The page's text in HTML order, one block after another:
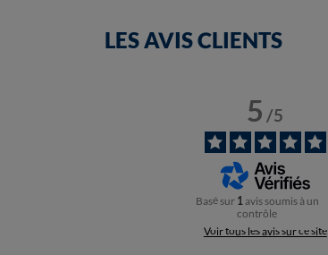
LES AVIS CLIENTS
5/5
Basé sur 1 avis soumis à un
contrôle
Voir tous les avis sur ce site